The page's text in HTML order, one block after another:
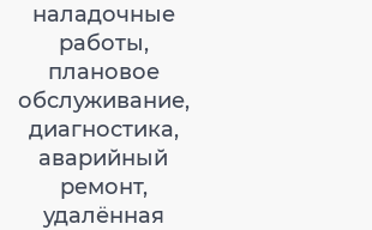
наладочные
работы,
плановое
обслуживание,
диагностика,
аварийный
ремонт,
удалённая